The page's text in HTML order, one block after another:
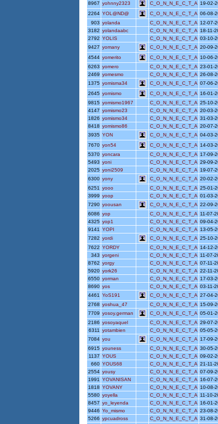
8967 yohnny2323 C_O_N_N_E_C_T_A
19-02-
2264 YOL@ND@ C_O_N_N_E_C_T_A 06-08-
903 yolanda C_O_N_N_E_C_T_A
12-07-
3182 yolandaabc C_O_N_N_E_C_T_A
18-11-
2792 YOLIS C_O_N_N_E_C_T_A 03-10-
9427 yomany C_O_N_N_E_C_T_A 20-09-
4544 yomerito C_O_N_N_E_C_T_A
10-06-
6263 yomero C_O_N_N_E_C_T_A 23-01-
2469 yomesmo C_O_N_N_E_C_T_A 26-08-
1375 yomisma34 C_O_N_N_E_C_T_A 07-06-
2645 yomismo C_O_N_N_E_C_T_A
16-01-
9815 yomismo1967 C_O_N_N_E_C_T_A 25-10-
4147 yomismo23 C_O_N_N_E_C_T_A 20-03-
1826 yomismo34 C_O_N_N_E_C_T_A 31-03-
8418 yomismo86 C_O_N_N_E_C_T_A 20-07-
3935 YON C_O_N_N_E_C_T_A 04-03-
7670 yon54 C_O_N_N_E_C_T_A
14-03-
5370 yoncara C_O_N_N_E_C_T_A
17-09-
5493 yoni C_O_N_N_E_C_T_A 29-09-
2025 yoni2509 C_O_N_N_E_C_T_A
19-07-
6300 yony C_O_N_N_E_C_T_A 20-02-
6251
yooo C_O_N_N_E_C_T_A 25-01-
3999 yoop C_O_N_N_E_C_T_A 01-03-
7290 yoousan C_O_N_N_E_C_T_A 22-09-
6086 yop C_O_N_N_E_C_T_A
11-07-
4325 yop1 C_O_N_N_E_C_T_A 09-04-
9141
YOPI C_O_N_N_E_C_T_A
13-05-
7282 yordi C_O_N_N_E_C_T_A 25-10-
7622 YORDY C_O_N_N_E_C_T_A
14-12-
343 yorgeni C_O_N_N_E_C_T_A
11-07-
8762 yorgy C_O_N_N_E_C_T_A 07-11-
5920 york26 C_O_N_N_E_C_T_A 22-11-
6550 yorman C_O_N_N_E_C_T_A
17-03-
8690 yos C_O_N_N_E_C_T_A 03-11-
4461
YoS191 C_O_N_N_E_C_T_A 27-04-
2768 yoshua_47 C_O_N_N_E_C_T_A
15-09-
7709 yosoy.german C_O_N_N_E_C_T_A 05-01-
2186 yosoyaquel C_O_N_N_E_C_T_A 29-07-
6311
yotambien C_O_N_N_E_C_T_A 05-05-
7084 you C_O_N_N_E_C_T_A
17-09-
6915 youness C_O_N_N_E_C_T_A 30-05-
1137 YOUS C_O_N_N_E_C_T_A 09-02-
660 YOUS68 C_O_N_N_E_C_T_A 21-11-
2554 yousy C_O_N_N_E_C_T_A 07-09-
1991
YOVANISAN C_O_N_N_E_C_T_A
16-07-
1818 YOVANY C_O_N_N_E_C_T_A
10-08-
5580 yoyella C_O_N_N_E_C_T_A
11-10-
8457 yo_leyenda C_O_N_N_E_C_T_A
16-01-
9446 Yo_mismo C_O_N_N_E_C_T_A 23-08-
5266 ypcuadross C_O_N_N_E_C_T_A 31-08-